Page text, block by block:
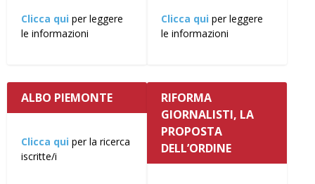
Clicca qui per leggere
le informazioni
Clicca qui per leggere
le informazioni
ALBO PIEMONTE
Clicca qui per la ricerca
iscritte/i
RIFORMA
GIORNALISTI, LA
PROPOSTA
DELL’ORDINE